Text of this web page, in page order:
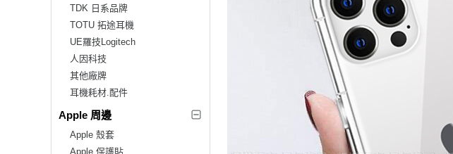
TDK 日系品牌
TOTU 拓途耳機
UE羅技Logitech
人因科技
其他廠牌
耳機耗材.配件
Apple 周邊
Apple 殼套
Apple 保護貼